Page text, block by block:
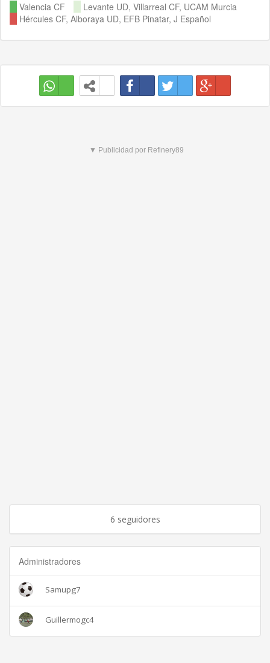
Valencia CF
Levante UD, Villarreal CF, UCAM Murcia
Hércules CF, Alboraya UD, EFB Pinatar, J Español
▼ Publicidad por Refinery89
6 seguidores
Administradores
Samupg7
Guillermogc4